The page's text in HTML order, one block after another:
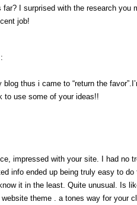
far? I surprised with the research you
job!
thus i came to “return the
to use some of your ideas!!
impressed with your site. I had no
info ended up being truly easy to
it in the least. Quite unusual. Is
theme . a tones way for your